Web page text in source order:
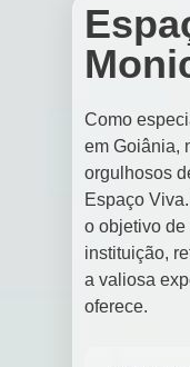
Como
em Goiânia,
orgulhosos
Espaço
o objetivo
instituição,
a valiosa
oferece.